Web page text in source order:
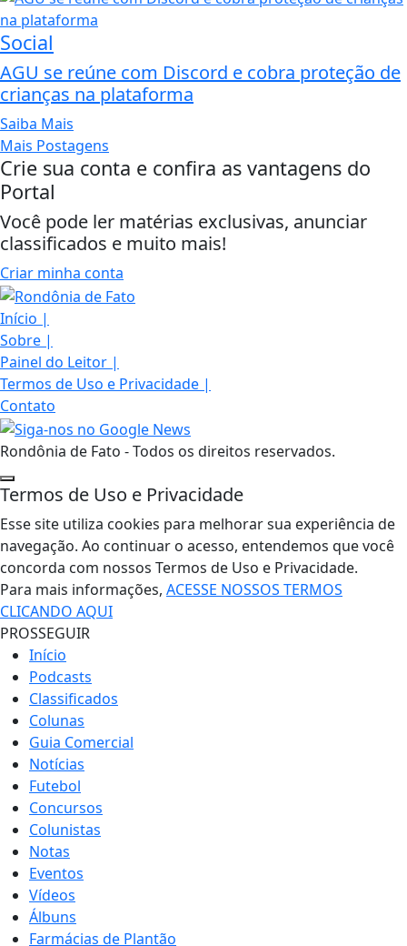
Social
AGU se reúne com Discord e cobra proteção de
crianças na plataforma
Saiba Mais
Mais Postagens
Crie sua conta e confira as vantagens do
Portal
Você pode ler matérias exclusivas, anunciar
classificados e muito mais!
Criar minha conta
Início |
Sobre |
Painel do Leitor |
Termos de Uso e Privacidade |
Contato
Rondônia de Fato - Todos os direitos reservados.
Termos de Uso e Privacidade
Esse site utiliza cookies para melhorar sua experiência de
navegação. Ao continuar o acesso, entendemos que você
concorda com nossos Termos de Uso e Privacidade.
Para mais informações, ACESSE NOSSOS TERMOS
CLICANDO AQUI
PROSSEGUIR
Início
Podcasts
Classificados
Colunas
Guia Comercial
Notícias
Futebol
Concursos
Colunistas
Notas
Eventos
Vídeos
Álbuns
Farmácias de Plantão